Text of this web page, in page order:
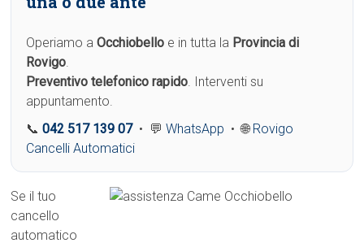
Operiamo aOcchiobello e in tutta la Provincia di
Rovigo.
Preventivo telefonico rapido. Interventi su
appuntamento.
📞042 517 139 07• 💬WhatsApp • 🌐 Rovigo
Cancelli Automatici
Se il tuo
cancello
automatico